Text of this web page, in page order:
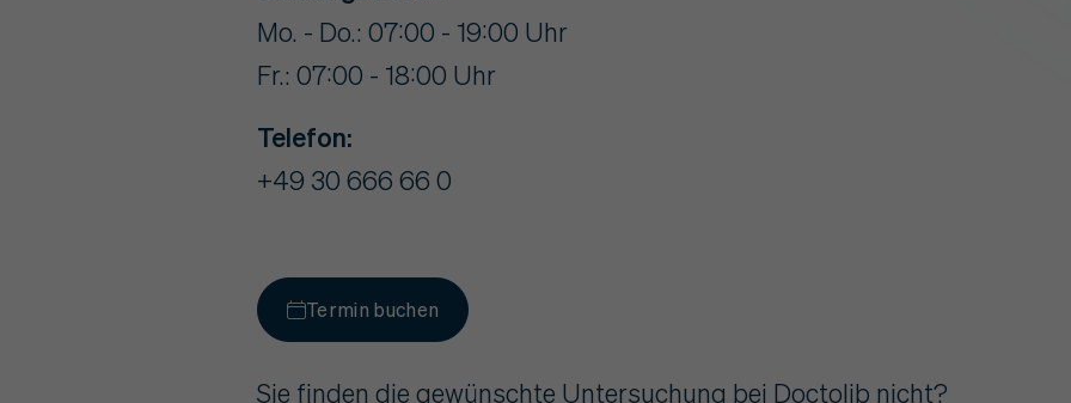
Mo. - Do.: 07:00 - 19:00 Uhr
Fr.: 07:00 - 18:00 Uhr
Telefon:
+49 30 666 66 0
Termin buchen
Sie finden die gewünschte Untersuchung bei Doctolib nicht?